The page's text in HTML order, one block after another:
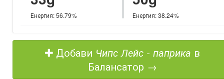
Енергия: 56.79% Енергия: 38.24%
Добави Чипс Лейс - паприка в
Балансатор →